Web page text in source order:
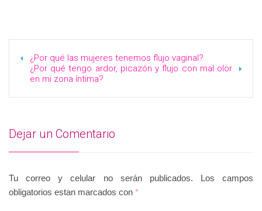
¿Por qué las mujeres tenemos flujo vaginal?
¿Por qué tengo ardor, picazón y flujo con mal olor
en mi zona íntima?
Dejar un Comentario
Tu correo y celular no serán publicados. Los campos
obligatorios estan marcados con *